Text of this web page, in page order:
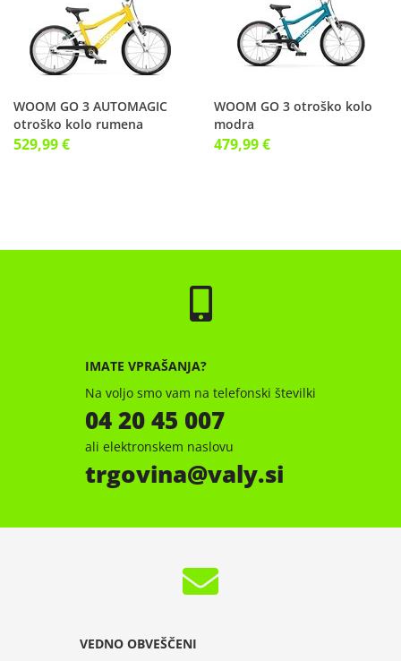
WOOM GO 3 AUTOMAGIC
otroško kolo rumena
529,99 €
WOOM GO 3 otroško kolo
modra
479,99 €
IMATE VPRAŠANJA?
Na voljo smo vam na telefonski številki
04 20 45 007
ali elektronskem naslovu
trgovina valy.si
VEDNO OBVEŠČENI